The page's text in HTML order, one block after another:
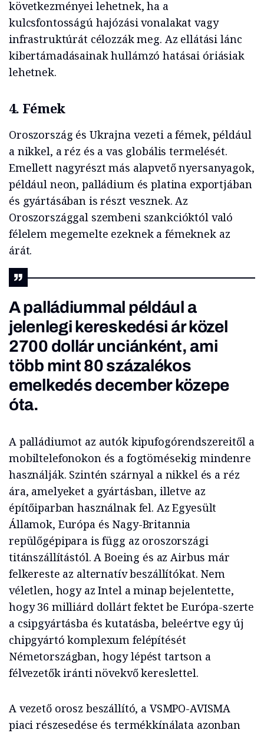
következményei lehetnek, ha a
kulcsfontosságú hajózási vonalakat vagy
infrastruktúrát célozzák meg. Az ellátási lánc
kibertámadásainak hullámzó hatásai óriásiak
lehetnek.
4. Fémek
Oroszország és Ukrajna vezeti a fémek, például
a nikkel, a réz és a vas globális termelését.
Emellett nagyrészt más alapvető nyersanyagok,
például neon, palládium és platina exportjában
és gyártásában is részt vesznek. Az
Oroszországgal szembeni szankcióktól való
félelem megemelte ezeknek a fémeknek az
árát.
A palládiummal például a
jelenlegi kereskedési ár közel
2700 dollár unciánként, ami
több mint 80 százalékos
emelkedés december közepe
óta.
A palládiumot az autók kipufogórendszereitől a
mobiltelefonokon és a fogtömésekig mindenre
használják. Szintén szárnyal a nikkel és a réz
ára, amelyeket a gyártásban, illetve az
építőiparban használnak fel. Az Egyesült
Államok, Európa és Nagy-Britannia
repülőgépipara is függ az oroszországi
titánszállítástól. A Boeing és az Airbus már
felkereste az alternatív beszállítókat. Nem
véletlen, hogy az Intel a minap bejelentette,
hogy 36 milliárd dollárt fektet be Európa-szerte
a csipgyártásba és kutatásba, beleértve egy új
chipgyártó komplexum felépítését
Németországban, hogy lépést tartson a
félvezetők iránti növekvő kereslettel.
A vezető orosz beszállító, a VSMPO-AVISMA
piaci részesedése és termékkínálata azonban